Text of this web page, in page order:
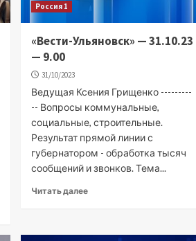
Россия 1
«Вести-Ульяновск» — 31.10.23
— 9.00
31/10/2023
Ведущая Ксения Грищенко ---------
-- Вопросы коммунальные,
социальные, строительные.
Результат прямой линии с
губернатором - обработка тысяч
сообщений и звонков. Тема...
Читать далее